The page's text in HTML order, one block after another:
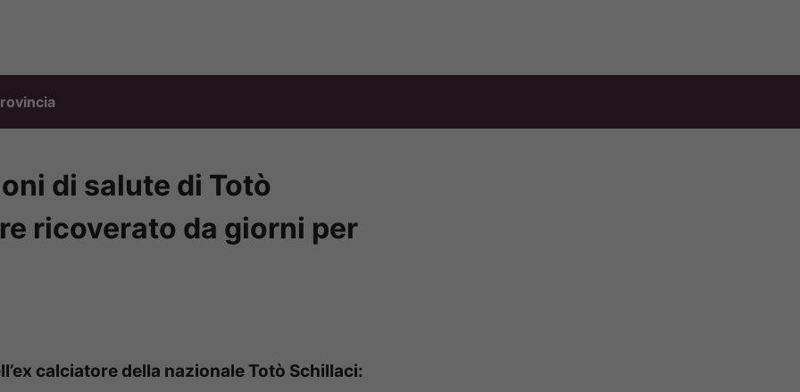
di salute di Totò
ricoverato da giorni per
calciatore della nazionale Totò Schillaci: